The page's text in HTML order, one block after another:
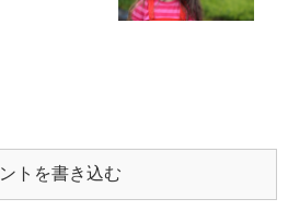
トを書き込む